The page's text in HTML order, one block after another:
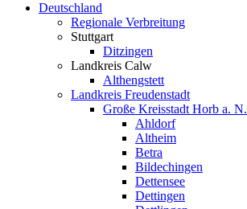
Deutschland
Regionale Verbreitung
Stuttgart
Ditzingen
Landkreis Calw
Althengstett
Landkreis Freudenstadt
Große Kreisstadt Horb a. N.
Ahldorf
Altheim
Betra
Bildechingen
Dettensee
Dettingen